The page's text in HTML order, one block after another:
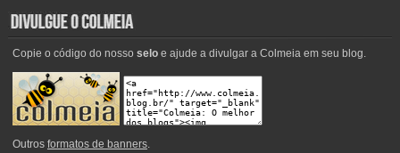
Copie o código do nosso seloe ajude a divulgar a Colmeia em seu blog.
Outros formatos de banners.